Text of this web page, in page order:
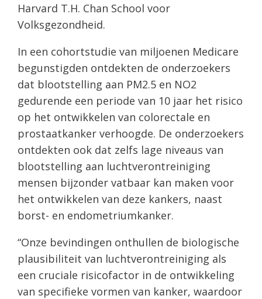
Harvard T.H. Chan School voor
Volksgezondheid.
In een cohortstudie van miljoenen Medicare
begunstigden ontdekten de onderzoekers
dat blootstelling aan PM2.5 en NO2
gedurende een periode van 10 jaar het risico
op het ontwikkelen van colorectale en
prostaatkanker verhoogde. De onderzoekers
ontdekten ook dat zelfs lage niveaus van
blootstelling aan luchtverontreiniging
mensen bijzonder vatbaar kan maken voor
het ontwikkelen van deze kankers, naast
borst- en endometriumkanker.
“Onze bevindingen onthullen de biologische
plausibiliteit van luchtverontreiniging als
een cruciale risicofactor in de ontwikkeling
van specifieke vormen van kanker, waardoor